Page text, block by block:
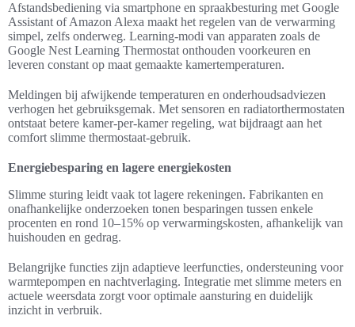
Afstandsbediening via smartphone en spraakbesturing met Google
Assistant of Amazon Alexa maakt het regelen van de verwarming
simpel, zelfs onderweg. Learning-modi van apparaten zoals de
Google Nest Learning Thermostat onthouden voorkeuren en
leveren constant op maat gemaakte kamertemperaturen.
Meldingen bij afwijkende temperaturen en onderhoudsadviezen
verhogen het gebruiksgemak. Met sensoren en radiatorthermostaten
ontstaat betere kamer-per-kamer regeling, wat bijdraagt aan het
comfort slimme thermostaat-gebruik.
Energiebesparing en lagere energiekosten
Slimme sturing leidt vaak tot lagere rekeningen. Fabrikanten en
onafhankelijke onderzoeken tonen besparingen tussen enkele
procenten en rond 10–15% op verwarmingskosten, afhankelijk van
huishouden en gedrag.
Belangrijke functies zijn adaptieve leerfuncties, ondersteuning voor
warmtepompen en nachtverlaging. Integratie met slimme meters en
actuele weersdata zorgt voor optimale aansturing en duidelijk
inzicht in verbruik.